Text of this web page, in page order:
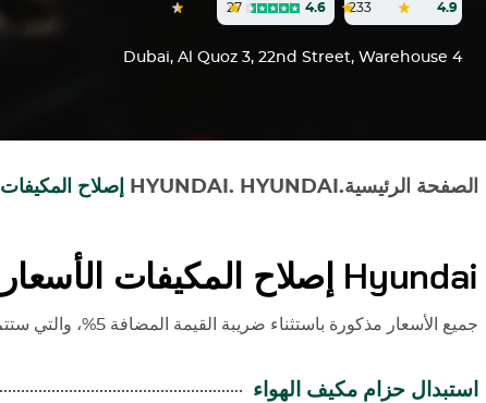
4.9
233
4.6
27
Dubai, Al Quoz 3, 22nd Street, Warehouse 4
الصفحة الرئيسية.
HYUNDAI
.
HYUNDAI إصلاح المكيفات
Hyundai إصلاح المكيفات الأسعار
جميع الأسعار مذكورة باستثناء ضريبة القيمة المضافة 5%، والتي ستتم إضافتها وقت إصدار الفاتورة.
استبدال حزام مكيف الهواء